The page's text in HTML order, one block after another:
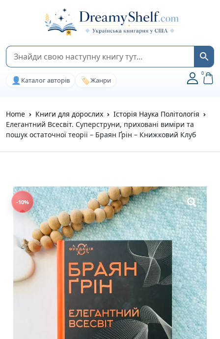
👤 Каталог авторів 🏷️Жанри
0
Home Книги для дорослих
Історія Наука Політологія
Елегантний Всесвіт. Суперструни, приховані виміри та
пошук остаточної теорії – Браян Ґрін – Книжковий Клуб
-10%